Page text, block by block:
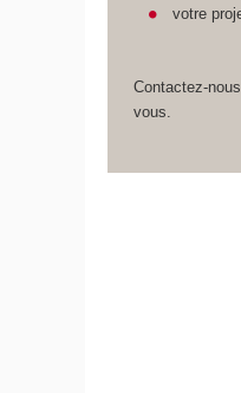
votre
Contactez-
vous.